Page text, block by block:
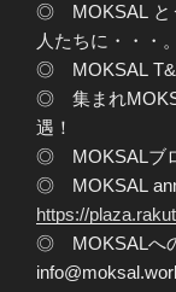
◎ MOKSAL と
人たちに・・・。
◎ MOKSAL
◎ 集まれ
遇！
◎ MOKSAL
◎ MOKSAL
https://
◎ MOKSALへ